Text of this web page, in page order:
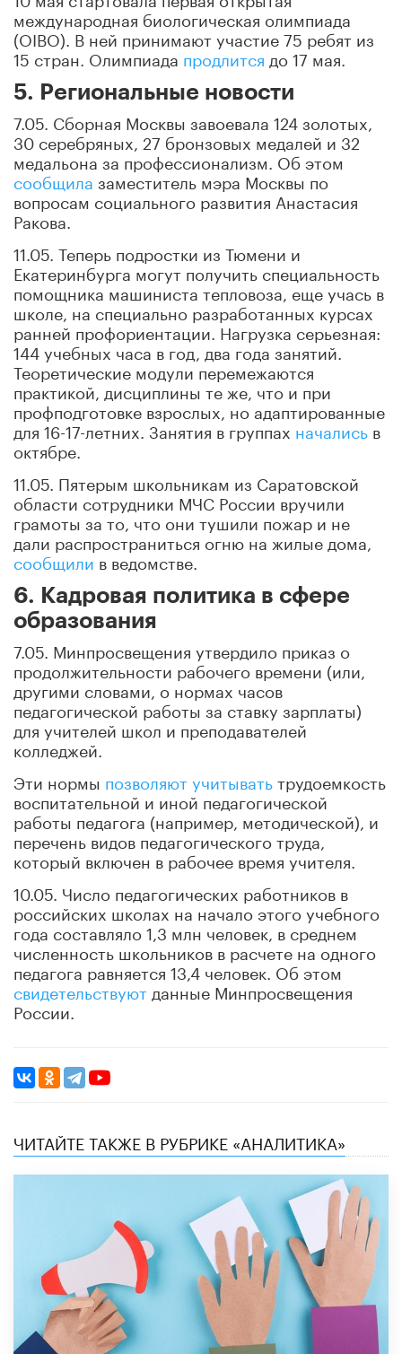
международная биологическая олимпиада
(OIBO). В ней принимают участие 75 ребят из
15 стран. Олимпиада продлится до 17 мая.
5. Региональные новости
7.05. Сборная Москвы завоевала 124 золотых,
30 серебряных, 27 бронзовых медалей и 32
медальона за профессионализм. Об этом
сообщила заместитель мэра Москвы по
вопросам социального развития Анастасия
Ракова.
11.05. Теперь подростки из Тюмени и
Екатеринбурга могут получить специальность
помощника машиниста тепловоза, еще учась в
школе, на специально разработанных курсах
ранней профориентации. Нагрузка серьезная:
144 учебных часа в год, два года занятий.
Теоретические модули перемежаются
практикой, дисциплины те же, что и при
профподготовке взрослых, но адаптированные
для 16-17-летних. Занятия в группах начались в
октябре.
11.05. Пятерым школьникам из Саратовской
области сотрудники МЧС России вручили
грамоты за то, что они тушили пожар и не
дали распространиться огню на жилые дома,
сообщили в ведомстве.
6. Кадровая политика в сфере
образования
7.05. Минпросвещения утвердило приказ о
продолжительности рабочего времени (или,
другими словами, о нормах часов
педагогической работы за ставку зарплаты)
для учителей школ и преподавателей
колледжей.
Эти нормы позволяют учитыватьтрудоемкость
воспитательной и иной педагогической
работы педагога (например, методической), и
перечень видов педагогического труда,
который включен в рабочее время учителя.
10.05. Число педагогических работников в
российских школах на начало этого учебного
года составляло 1,3 млн человек, в среднем
численность школьников в расчете на одного
педагога равняется 13,4 человек. Об этом
свидетельствуют данные Минпросвещения
России.
ЧИТАЙТЕ ТАКЖЕ В РУБРИКЕ «АНАЛИТИКА»